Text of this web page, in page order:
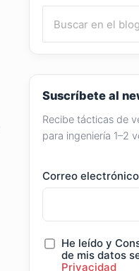
Suscríbete al
Recibe tácticas de
para ingeniería 1–2